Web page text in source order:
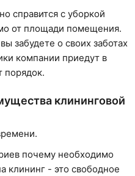
справится с уборкой
от площади помещения.
забудете о своих заботах
компании приедут в
порядок.
клининговой
почему необходимо
клининг - это свободное